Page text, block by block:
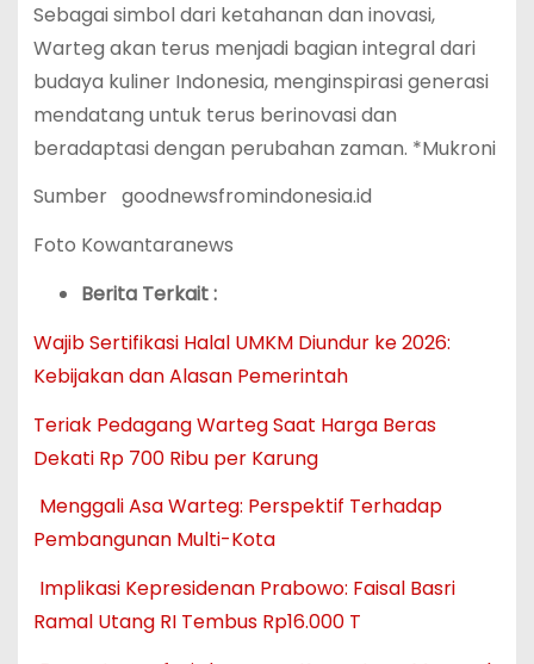
Sebagai simbol dari ketahanan dan inovasi,
Warteg akan terus menjadi bagian integral dari
budaya kuliner Indonesia, menginspirasi generasi
mendatang untuk terus berinovasi dan
beradaptasi dengan perubahan zaman. *Mukroni
Sumber goodnewsfromindonesia.id
Foto Kowantaranews
Berita Terkait :
Wajib Sertifikasi Halal UMKM Diundur ke 2026:
Kebijakan dan Alasan Pemerintah
Teriak Pedagang Warteg Saat Harga Beras
Dekati Rp 700 Ribu per Karung
Menggali Asa Warteg: Perspektif Terhadap
Pembangunan Multi-Kota
Implikasi Kepresidenan Prabowo: Faisal Basri
Ramal Utang RI Tembus Rp16.000 T